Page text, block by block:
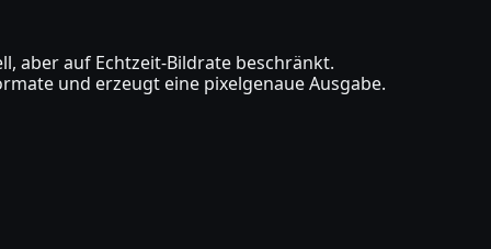
aber auf Echtzeit-Bildrate beschränkt.
und erzeugt eine pixelgenaue Ausgabe.